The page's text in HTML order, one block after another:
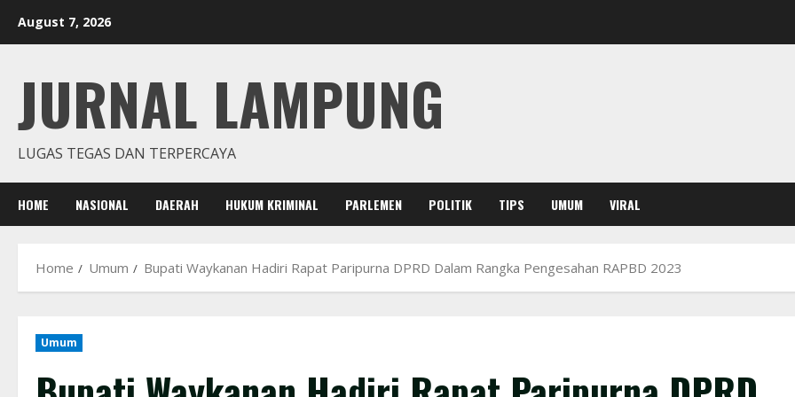
August 7, 2026
JURNAL LAMPUNG
LUGAS TEGAS DAN TERPERCAYA
HOME NASIONAL DAERAH HUKUM KRIMINAL PARLEMEN POLITIK TIPS UMUM VIRAL
Home Umum Bupati Waykanan Hadiri Rapat Paripurna DPRD Dalam Rangka Pengesahan RAPBD 2023
Umum